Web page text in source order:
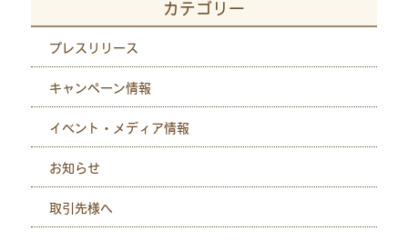
カテゴリー
プレスリリース
キャンペーン情報
イベント・メディア情報
お知らせ
取引先様へ